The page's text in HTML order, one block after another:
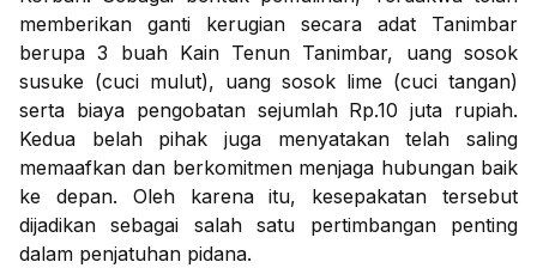
memberikan ganti kerugian secara adat Tanimbar
berupa 3 buah Kain Tenun Tanimbar, uang sosok
susuke (cuci mulut), uang sosok lime (cuci tangan)
serta biaya pengobatan sejumlah Rp.10 juta rupiah.
Kedua belah pihak juga menyatakan telah saling
memaafkan dan berkomitmen menjaga hubungan baik
ke depan. Oleh karena itu, kesepakatan tersebut
dijadikan sebagai salah satu pertimbangan penting
dalam penjatuhan pidana.